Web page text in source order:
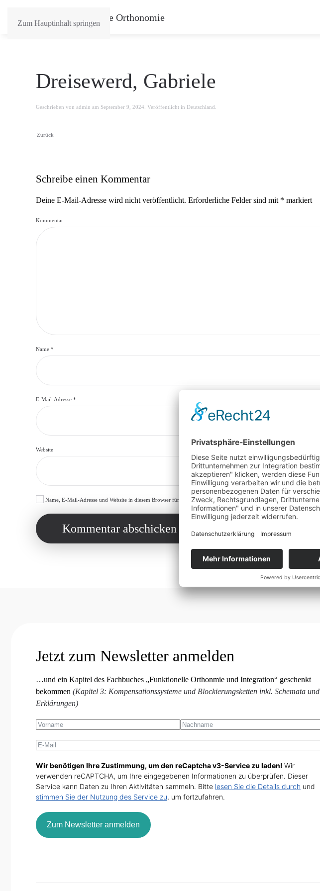
Zum Hauptinhalt springen
Dreisewerd, Gabriele
Geschrieben von admin am September 9, 2024 . Veröffentlicht in Deutschland
Zurück
Schreibe einen Kommentar
Deine E-Mail-Adresse wird nicht veröffentlicht. Erforderliche Felder sind mit * markiert
Kommentar
Name *
E-Mail-Adresse *
Website
Name, E-Mail-Adresse und Website in diesem Browser für meinen nächsten Kommentar speichern.
Kommentar abschicken
Jetzt zum Newsletter anmelden
…und ein Kapitel des Fachbuches „Funktionelle Orthonmie und Integration“ geschenkt
bekommen (Kapitel 3: Kompensationssysteme und Blockierungsketten inkl. Schemata und
Erklärungen)
Wir benötigen Ihre Zustimmung, um den reCaptcha v3-Service zu laden! Wir
verwenden reCAPTCHA, um Ihre eingegebenen Informationen zu überprüfen. Dieser
Service kann Daten zu Ihren Aktivitäten sammeln. Bitte lesen Sie die Details durch und
stimmen Sie der Nutzung des Service zu, um fortzufahren.
Zum Newsletter anmelden